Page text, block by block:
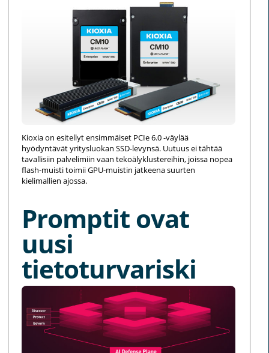
Kioxia on esitellyt ensimmäiset PCIe 6.0 -väylää
hyödyntävät yritysluokan SSD-levynsä. Uutuus ei tähtää
tavallisiin palvelimiin vaan tekoälyklustereihin, joissa nopea
flash-muisti toimii GPU-muistin jatkeena suurten
kielimallien ajossa.
Promptit ovat
uusi
tietoturvariski